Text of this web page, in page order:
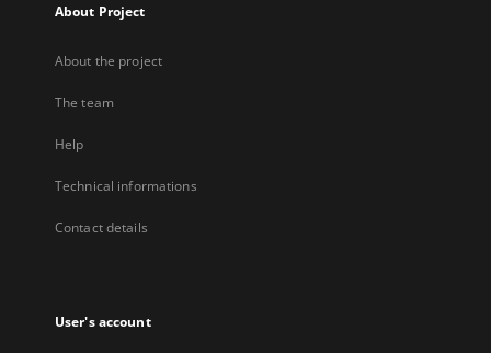
About Project
About the project
The team
Help
Technical informations
Contact details
User's account